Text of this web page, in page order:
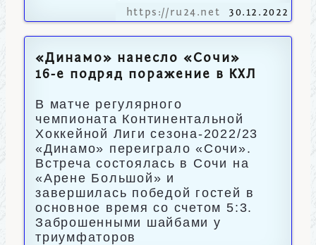
https://ru24.net 30.12.2022
«Динамо» нанесло «Сочи»
16-е подряд поражение в КХЛ
В матче регулярного
чемпионата Континентальной
Хоккейной Лиги сезона-2022/23
«Динамо» переиграло «Сочи».
Встреча состоялась в Сочи на
«Арене Большой» и
завершилась победой гостей в
основное время со счетом 5:3.
Заброшенными шайбами у
триумфаторов